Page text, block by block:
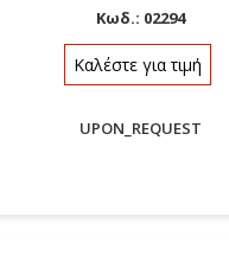
Κωδ.: 02294
Καλέστε για τιμή
UPON_REQUEST